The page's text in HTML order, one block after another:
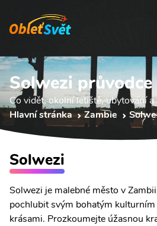
Solwezi průvodce
Co vidět, okolní letiště, ubytování a
Hlavní stránka
Zambie
Solwezi
Solwezi je malebné město v
pochlubit svým bohatým
krásami. Prozkoumejte úžasnou